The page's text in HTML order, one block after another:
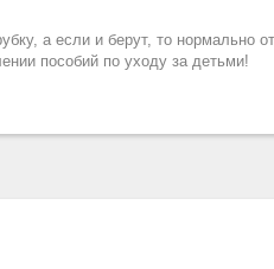
а если и берут, то нормально
пособий по уходу за детьми!